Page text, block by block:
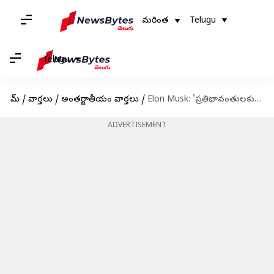
మరింత Telugu
Telugu
హోమ్ / వార్తలు / అంతర్జాతీయం వార్తలు / Elon Musk: 'ప్రతిభావంతులకు గ్రీన్ కార్డు కష్టమే'.. సీఈఓ పోస్ట్‌కు ఎలాన్ మస్క్ స్పందన
ADVERTISEMENT